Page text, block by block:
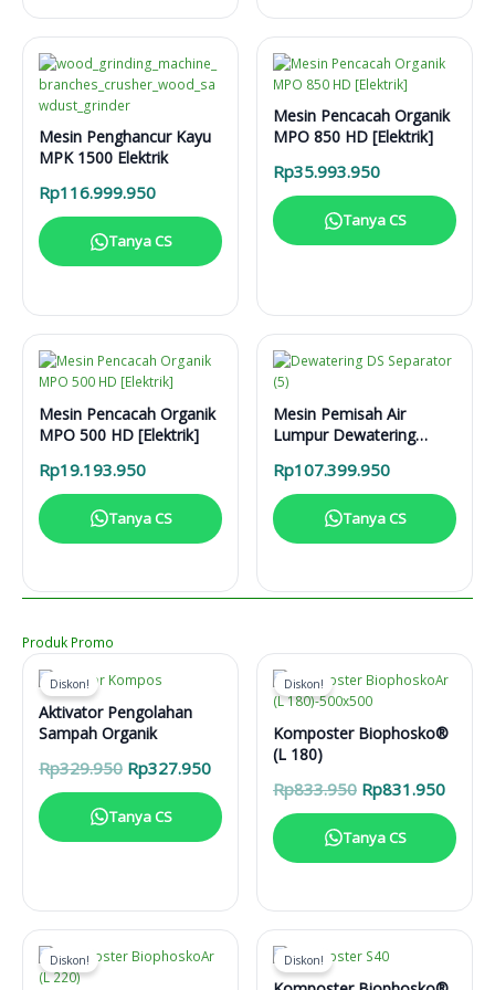
Mesin Penghancur Kayu
MPK 1500 Elektrik
Rp116.999.950
Tanya CS
Mesin Pencacah Organik
MPO 850 HD [Elektrik]
Rp35.993.950
Tanya CS
Mesin Pencacah Organik
MPO 500 HD [Elektrik]
Rp19.193.950
Tanya CS
Mesin Pemisah Air
Lumpur Dewatering
Rp107.399.950
Tanya CS
Produk Promo
Diskon!
Aktivator Pengolahan
Sampah Organik
Rp329.950 Harga
aslinya
adalah:
Rp329.950.
Rp327.950Harga
ini
adalah:
Rp327.950.
Tanya CS
Diskon!
Komposter Biophosko®
(L 180)
Rp833.950 Harga
aslinya
adalah:
Rp833.950.
Rp831.950Harga
ini
adalah:
Tanya CS
Diskon! Diskon!